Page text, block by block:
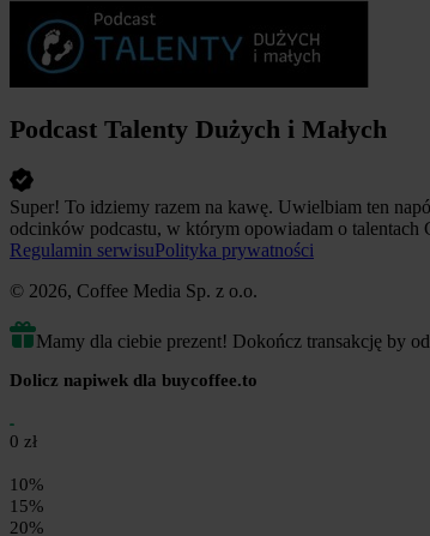
Podcast Talenty Dużych i Małych
Super! To idziemy razem na kawę. Uwielbiam ten
odcinków podcastu, w którym opowiadam o talentach
Regulamin serwisuPolityka prywatności
© 2026, Coffee Media Sp. z o.o.
Mamy dla ciebie prezent! Dokończ transakcję by
Dolicz napiwek dla buycoffee.to
0 zł
10%
15%
20%